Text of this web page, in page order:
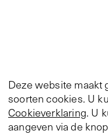
Deze website maakt
soorten cookies. U
Cookieverklaring. U
aangeven via de